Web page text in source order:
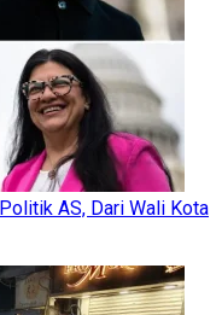
AS, Dari Wali Kota